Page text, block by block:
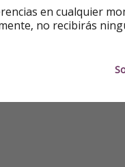
en cualquier
no recibirás